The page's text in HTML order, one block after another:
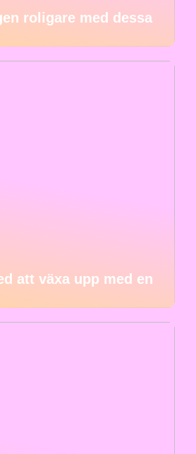
roligare med dessa
att växa upp med en